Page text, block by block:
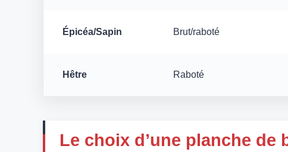
Épicéa/Sapin Brut/raboté
Hêtre Raboté
Le choix d’une planche de